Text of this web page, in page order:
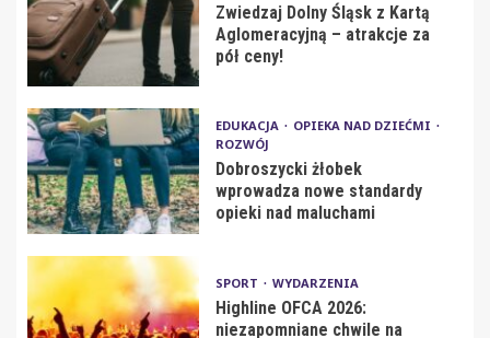
Zwiedzaj Dolny Śląsk z Kartą
Aglomeracyjną – atrakcje za
pół ceny!
EDUKACJA
OPIEKA NAD DZIEĆMI
ROZWÓJ
Dobroszycki żłobek
wprowadza nowe standardy
opieki nad maluchami
SPORT WYDARZENIA
Highline OFCA 2026:
niezapomniane chwile na